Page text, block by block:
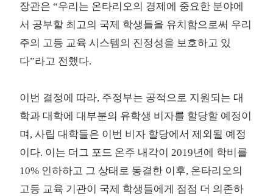
장관은 “우리는 온타리오의 경제에 중요한 분야에
서 공부할 최고의 국제 학생들을 유치함으로써 우리
주의 고등 교육 시스템의 진정성을 보호하고 있
다”라고 전했다.
이번 결정에 따라, 주정부는 공적으로 지원되는 대
학과 대학에 대부분의 유학생 비자를 할당할 예정이
며, 사립 대학들은 이번 비자 할당에서 제외될 예정
이다. 이는 더그 포드 온주 내각이 2019년에 학비를
10% 인하하고 그 상태로 동결한 이후, 온타리오의
고등 교육 기관이 국제 학생들에게 점점 더 의존하